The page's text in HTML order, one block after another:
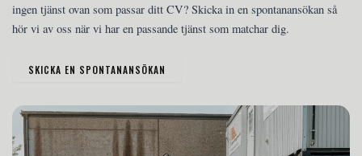
ingen tjänst ovan som passar ditt CV? Skicka in en spontanansökan så
hör vi av oss när vi har en passande tjänst som matchar dig.
SKICKA EN SPONTANANSÖKAN